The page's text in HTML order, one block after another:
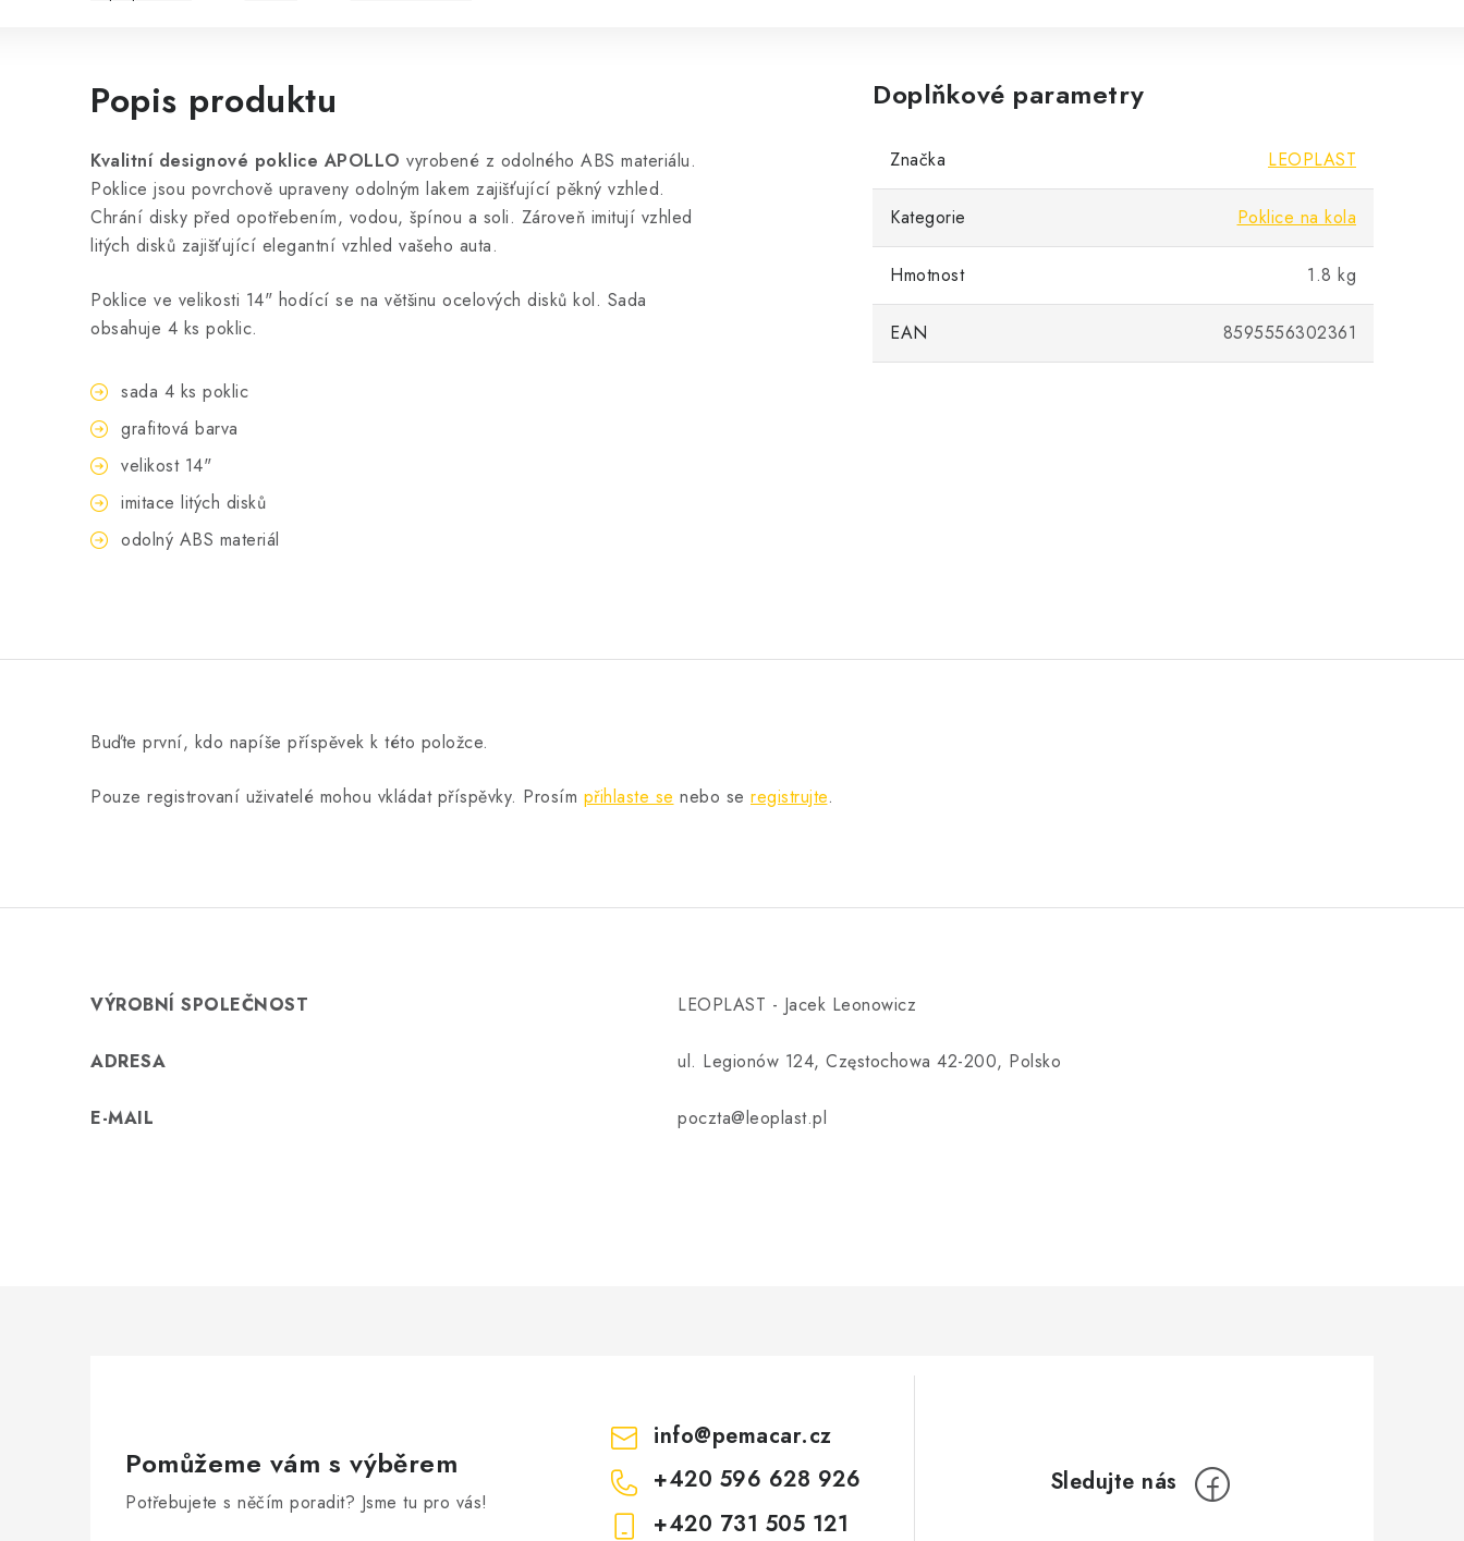
Popis produktu
Kvalitní designové poklice APOLLO vyrobené z odolného ABS materiálu.
Poklice jsou povrchově upraveny odolným lakem zajišťující pěkný vzhled.
Chrání disky před opotřebením, vodou, špínou a soli. Zároveň imitují vzhled
litých disků zajišťující elegantní vzhled vašeho auta.
Poklice ve velikosti 14" hodící se na většinu ocelových disků kol. Sada
obsahuje 4 ks poklic.
sada 4 ks poklic
grafitová barva
velikost 14"
imitace litých disků
odolný ABS materiál
Doplňkové parametry
Značka LEOPLAST
Kategorie Poklice na kola
Hmotnost 1.8 kg
EAN 8595556302361
Buďte první, kdo napíše příspěvek k této položce.
Pouze registrovaní uživatelé mohou vkládat příspěvky. Prosím přihlaste se nebo se registrujte.
VÝROBNÍ SPOLEČNOST LEOPLAST - Jacek Leonowicz
ADRESA ul. Legionów 124, Częstochowa 42-200, Polsko
E-MAIL poczta@leoplast.pl
Pomůžeme vám s výběrem
Potřebujete s něčím poradit? Jsme tu pro vás!
info@pemacar.cz
+420 596 628 926
+420 731 505 121